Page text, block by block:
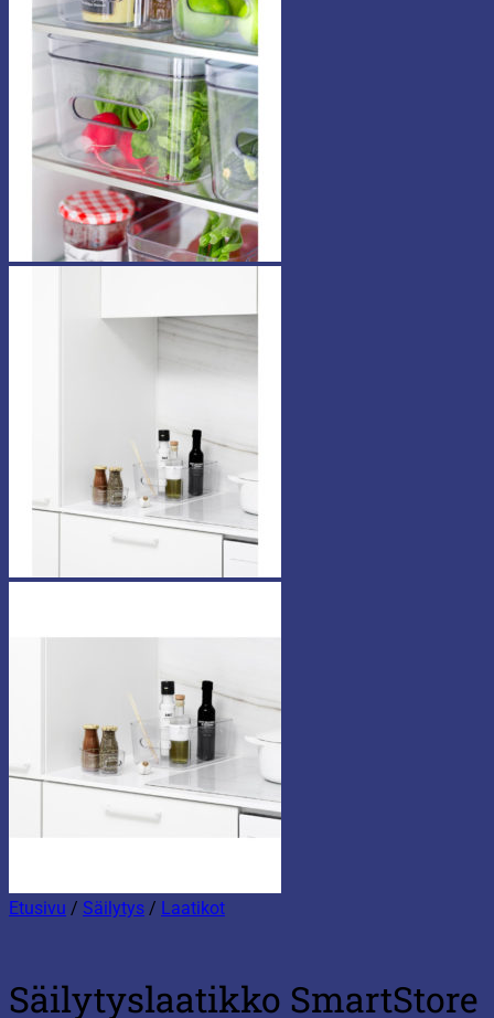
Etusivu / Säilytys / Laatikot
Säilytyslaatikko SmartStore